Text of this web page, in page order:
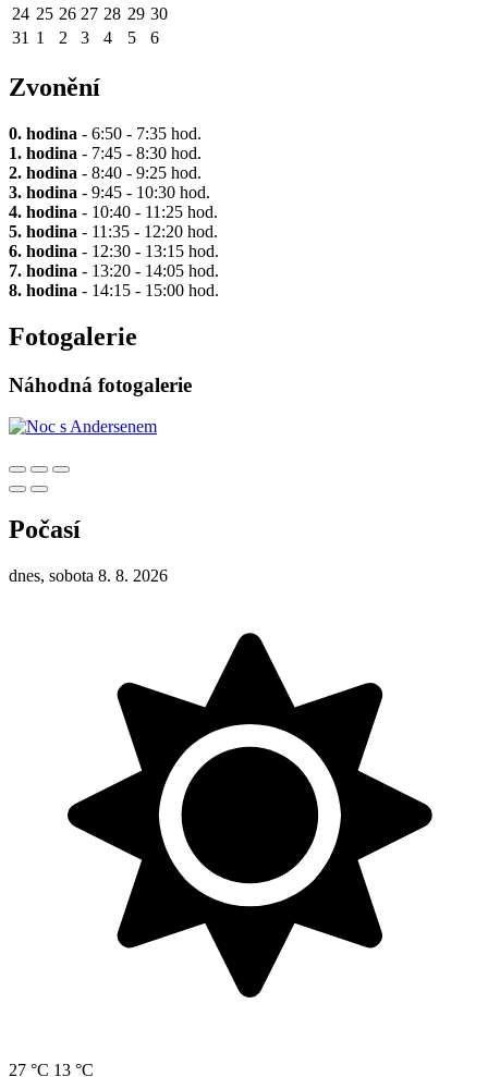
24 25 26 27 28 29 30
31 1 2 3 4 5 6
Zvonění
0. hodina - 6:50 - 7:35 hod.
1. hodina - 7:45 - 8:30 hod.
2. hodina - 8:40 - 9:25 hod.
3. hodina - 9:45 - 10:30 hod.
4. hodina - 10:40 - 11:25 hod.
5. hodina - 11:35 - 12:20 hod.
6. hodina - 12:30 - 13:15 hod.
7. hodina - 13:20 - 14:05 hod.
8. hodina - 14:15 - 15:00 hod.
Fotogalerie
Náhodná fotogalerie
Počasí
dnes, sobota 8. 8. 2026
27 °C 13 °C